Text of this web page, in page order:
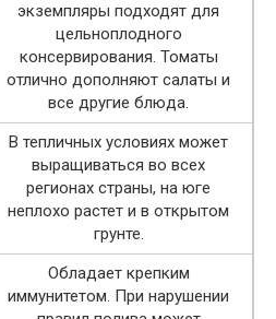
экземпляры подходят для
цельноплодного
консервирования. Томаты
отлично дополняют салаты и
все другие блюда.
В тепличных условиях может
выращиваться во всех
регионах страны, на юге
неплохо растет и в открытом
грунте.
Обладает крепким
иммунитетом. При нарушении